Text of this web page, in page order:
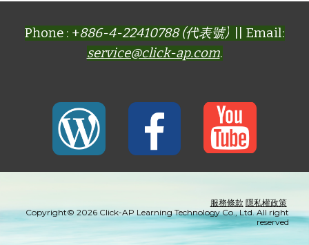
Phone : +886-4-22410788 (代表號)|| Email:
service@click-ap.com.
服務條款 隱私權政策
Copyright© 2026 Click-AP Learning Technology Co., Ltd. All right
reserved